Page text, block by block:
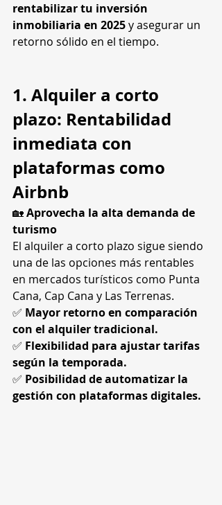
rentabilizar tu inversión
inmobiliaria en 2025 y asegurar un
retorno sólido en el tiempo.
1. Alquiler a corto
plazo: Rentabilidad
inmediata con
plataformas como
Airbnb
🏡 Aprovecha la alta demanda de
turismo
El alquiler a corto plazo sigue siendo
una de las opciones más rentables
en mercados turísticos como Punta
Cana, Cap Cana y Las Terrenas.
✅ Mayor retorno en comparación
con el alquiler tradicional.
✅ Flexibilidad para ajustar tarifas
según la temporada.
✅ Posibilidad de automatizar la
gestión con plataformas digitales.